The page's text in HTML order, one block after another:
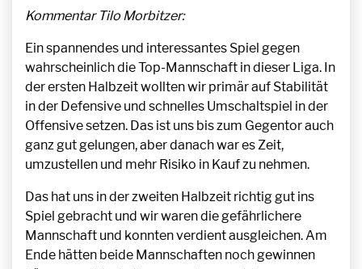
Kommentar Tilo Morbitzer:
Ein spannendes und interessantes Spiel gegen
wahrscheinlich die Top-Mannschaft in dieser Liga. In
der ersten Halbzeit wollten wir primär auf Stabilität
in der Defensive und schnelles Umschaltspiel in der
Offensive setzen. Das ist uns bis zum Gegentor auch
ganz gut gelungen, aber danach war es Zeit,
umzustellen und mehr Risiko in Kauf zu nehmen.
Das hat uns in der zweiten Halbzeit richtig gut ins
Spiel gebracht und wir waren die gefährlichere
Mannschaft und konnten verdient ausgleichen. Am
Ende hätten beide Mannschaften noch gewinnen